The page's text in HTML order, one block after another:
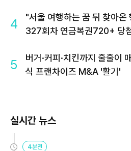
4
"서울 여행하는 꿈 뒤 찾아온
327회차 연금복권720+ 당
5
버거·커피·치킨까지 줄줄이
식 프랜차이즈 M&A '활기'
실시간 뉴스
4분전